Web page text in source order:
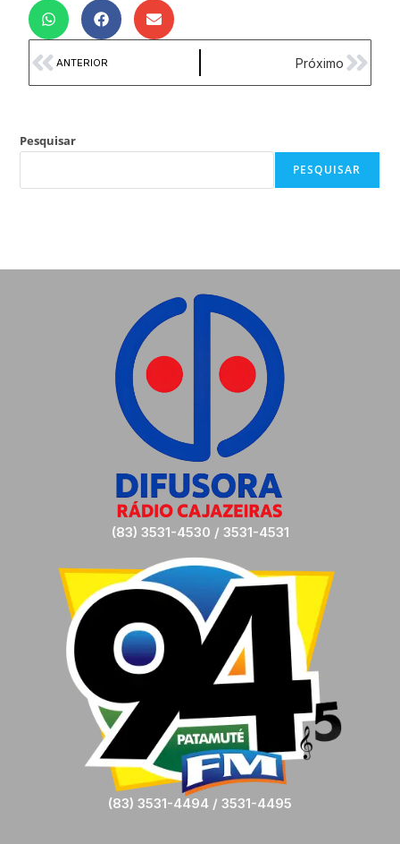
ANTERIOR Próximo
Pesquisar
PESQUISAR
(83) 3531-4530 / 3531-4531
(83) 3531-4494 / 3531-4495